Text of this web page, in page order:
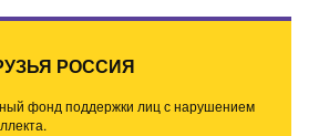
РОССИЯ
фонд поддержки лиц с нарушением